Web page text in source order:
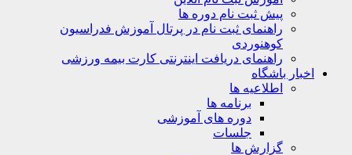
پیش ثبت نام دوره ها
راهنمای ثبت نام در پرتال آموزش فدراسیون
کوهنوردی
راهنمای دریافت اینترنتی کارت بیمه ورزشی
باشگاه
اطلاعیه ها
برنامه ها
دوره های آموزشی
جلسات
گزارش ها